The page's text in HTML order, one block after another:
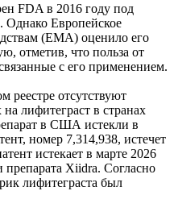
FDA в 2016 году под
Европейское
(EMA) оценило его
отметив, что польза от
с его применением.
реестре отсутствуют
лифитеграст в странах
в США истекли в
номер 7,314,938, истечет
истекает в марте 2026
Xiidra. Согласно
лифитеграста был